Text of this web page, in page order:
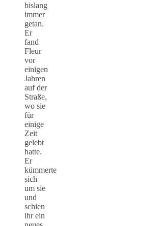
bislang
immer
getan.
Er
fand
Fleur
vor
einigen
Jahren
auf der
Straße,
wo sie
für
einige
Zeit
gelebt
hatte.
Er
kümmerte
sich
um sie
und
schien
ihr ein